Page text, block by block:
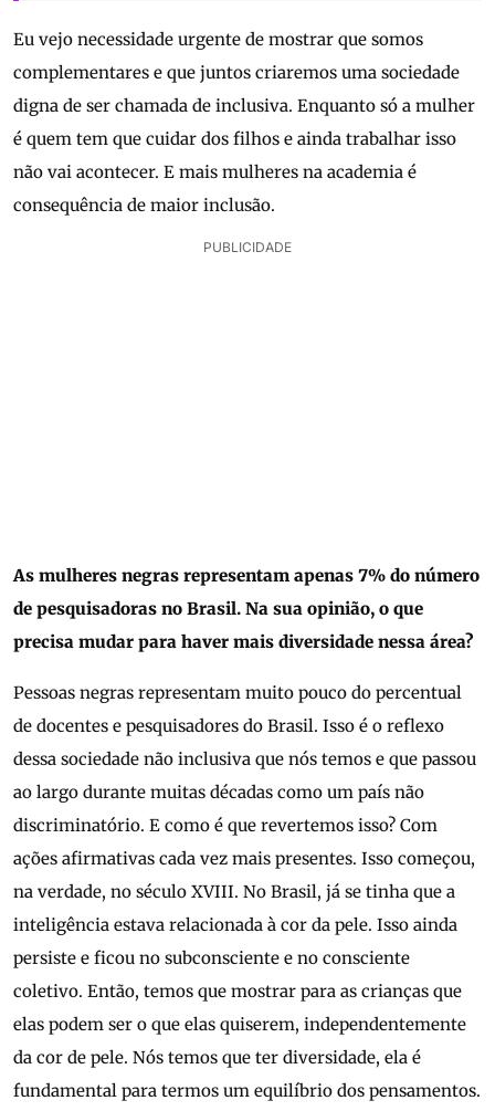
Eu vejo necessidade urgente de mostrar que somos
complementares e que juntos criaremos uma sociedade
digna de ser chamada de inclusiva. Enquanto só a mulher
é quem tem que cuidar dos filhos e ainda trabalhar isso
não vai acontecer. E mais mulheres na academia é
consequência de maior inclusão.
PUBLICIDADE
As mulheres negras representam apenas 7% do número
de pesquisadoras no Brasil. Na sua opinião, o que
precisa mudar para haver mais diversidade nessa área?
Pessoas negras representam muito pouco do percentual
de docentes e pesquisadores do Brasil. Isso é o reflexo
dessa sociedade não inclusiva que nós temos e que passou
ao largo durante muitas décadas como um país não
discriminatório. E como é que revertemos isso? Com
ações afirmativas cada vez mais presentes. Isso começou,
na verdade, no século XVIII. No Brasil, já se tinha que a
inteligência estava relacionada à cor da pele. Isso ainda
persiste e ficou no subconsciente e no consciente
coletivo. Então, temos que mostrar para as crianças que
elas podem ser o que elas quiserem, independentemente
da cor de pele. Nós temos que ter diversidade, ela é
fundamental para termos um equilíbrio dos pensamentos.